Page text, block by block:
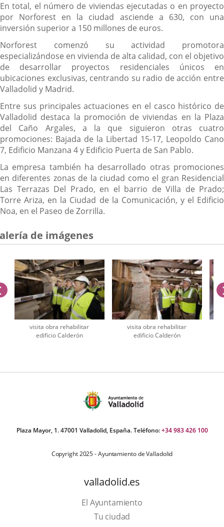
En total, el número de viviendas ejecutadas o en proyecto
por Norforest en la ciudad asciende a 630, con una
inversión superior a 150 millones de euros.
Norforest comenzó su actividad promotora
especializándose en vivienda de alta calidad, con el objetivo
de desarrollar proyectos residenciales únicos en
ubicaciones exclusivas, centrando su radio de acción entre
Valladolid y Madrid.
Entre sus principales actuaciones en el casco histórico de
Valladolid destaca la promoción de viviendas en la Plaza
del Caño Argales, a la que siguieron otras cuatro
promociones: Bajada de la Libertad 15-17, Leopoldo Cano
7, Edificio Manzana 4 y Edificio Puerta de San Pablo.
La empresa también ha desarrollado otras promociones
en diferentes zonas de la ciudad como el gran Residencial
Las Terrazas Del Prado, en el barrio de Villa de Prado;
Torre Ariza, en la Ciudad de la Comunicación, y el Edificio
Noa, en el Paseo de Zorrilla.
de imágenes
visita obra rehabilitar
edificio Calderón
visita obra rehabilitar
edificio Calderón
anterior
Plaza Mayor, 1. 47001 Valladolid, España. Teléfono:+34 983 426 100
Copyright 2025 - Ayuntamiento de Valladolid
valladolid.es
El Ayuntamiento
Tu ciudad